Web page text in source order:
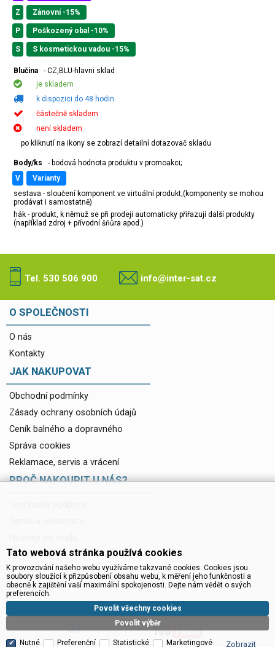
Z Zánovní -15%
P Poškozený obal -10%
S S kosmetickou vadou -15%
Blučina
- CZ,BLU-hlavni sklad
je skladem
k dispozici do 48 hodin
částečně skladem
není skladem
po kliknutí na ikony se zobrazí detailní dotazovač skladu
Body/ks
- bodová hodnota produktu v promoakci;
v
varianty
sestava - sloučení komponent ve virtuální produkt,(komponenty se mohou
prodávat i samostatně)
hák - produkt, k němuž se při prodeji automaticky přiřazují další produkty
(například zdroj + přívodní šňůra apod.)
Tel. 530 506 900 info@inter-sat.cz
O SPOLEČNOSTI
O nás
Kontakty
JAK NAKUPOVAT
Obchodní podmínky
Zásady ochrany osobních údajů
Ceník balného a dopravného
Správa cookies
Reklamace, servis a vrácení
PROČ NAKOUPIT U NÁS?
Ke stažení
Tato webová stránka používá cookies
K provozování našeho webu využíváme takzvané cookies. Cookies jsou
soubory sloužící k přizpůsobení obsahu webu, k měření jeho funkčnosti a
obecně k zajištění vaší maximální spokojenosti. Dejte nám vědět o svých
preferencích.
Povolit výběr
Povolit všechny cookies
Nutné Preferenční Statistické Marketingové Zobrazit